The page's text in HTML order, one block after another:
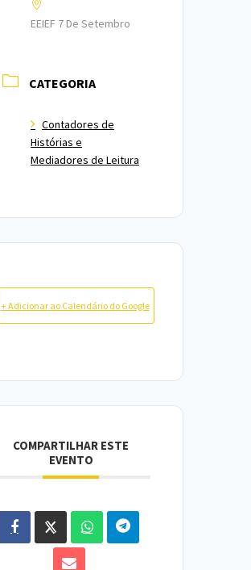
EEIEF 7 De Setembro
CATEGORIA
Contadores de
Histórias e
Mediadores de Leitura
+ Adicionar ao Calendário do Google
COMPARTILHAR ESTE
EVENTO